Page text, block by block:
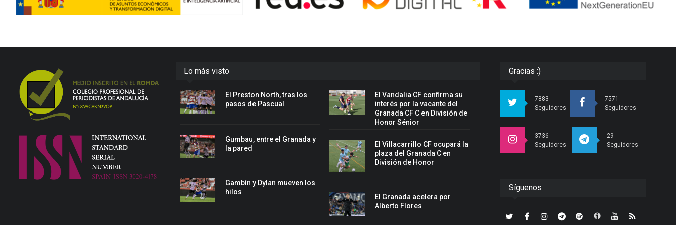
Lo más visto
El Preston North, tras los
pasos de Pascual
Gumbau, entre el Granada y
la pared
Gambín y Dylan mueven los
hilos
El Vandalia CF confirma su
interés por la vacante del
Granada CF C en División de
Honor Sénior
El Villacarrillo CF ocupará la
plaza del Granada C en
División de Honor
El Granada acelera por
Alberto Flores
Gracias :)
7883
Seguidores
7571
Seguidores
3736
Seguidores
29
Seguidores
Síguenos